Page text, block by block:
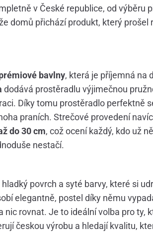
v České republice, od výběru
domů přichází produkt, který prošel
bavlny, která je příjemná na
dodává prostěradlu výjimečnou
Díky tomu prostěradlo perfektně
praních. Strečové provedení
do 30 cm, což ocení každý, kdo už
nestačí.
povrch a syté barvy, které si
elegantně, postel díky němu
nic rovnat. Je to ideální volba pro ty,
českou výrobu a hledají kvalitu,